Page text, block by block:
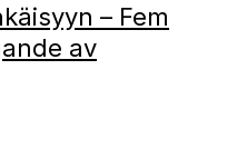
– Fem
av